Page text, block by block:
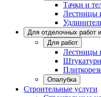
Тачки и
Лестницы
Для отделочных работ
Для работ
Лестницы
Опалубка
Строительные услуги